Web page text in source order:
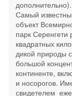
дополнительно).
Самый
объект
парк Серенгети
квадратных
дикой природы
большой
континенте,
и носорогов.
свидетелем